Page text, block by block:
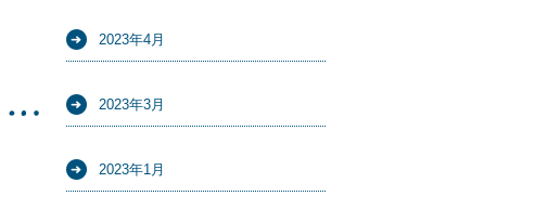
2023年4月
2023年3月
2023年1月